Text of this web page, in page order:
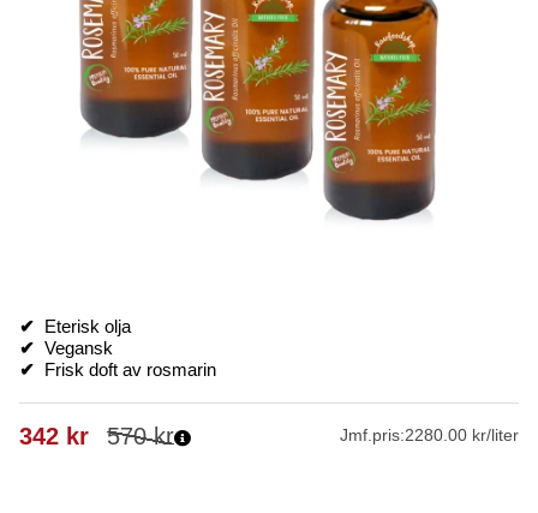
✔
Eterisk olja
✔ Vegansk
✔
Frisk doft av rosmarin
570kr
342 kr Jmf.pris:2280.00 kr/liter